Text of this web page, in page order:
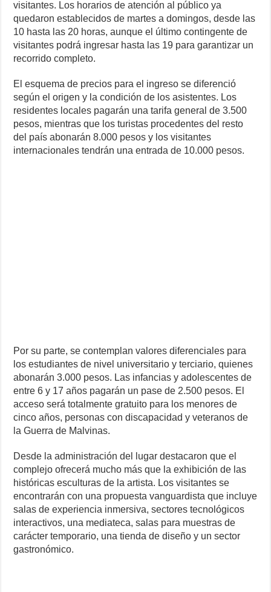
visitantes. Los horarios de atención al público ya
quedaron establecidos de martes a domingos, desde las
10 hasta las 20 horas, aunque el último contingente de
visitantes podrá ingresar hasta las 19 para garantizar un
recorrido completo.
El esquema de precios para el ingreso se diferenció
según el origen y la condición de los asistentes. Los
residentes locales pagarán una tarifa general de 3.500
pesos, mientras que los turistas procedentes del resto
del país abonarán 8.000 pesos y los visitantes
internacionales tendrán una entrada de 10.000 pesos.
Por su parte, se contemplan valores diferenciales para
los estudiantes de nivel universitario y terciario, quienes
abonarán 3.000 pesos. Las infancias y adolescentes de
entre 6 y 17 años pagarán un pase de 2.500 pesos. El
acceso será totalmente gratuito para los menores de
cinco años, personas con discapacidad y veteranos de
la Guerra de Malvinas.
Desde la administración del lugar destacaron que el
complejo ofrecerá mucho más que la exhibición de las
históricas esculturas de la artista. Los visitantes se
encontrarán con una propuesta vanguardista que incluye
salas de experiencia inmersiva, sectores tecnológicos
interactivos, una mediateca, salas para muestras de
carácter temporario, una tienda de diseño y un sector
gastronómico.